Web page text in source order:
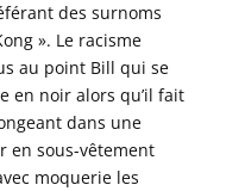
des surnoms
». Le racisme
au point Bill qui se
en noir alors qu’il fait
dans une
en sous-vêtement
moquerie les